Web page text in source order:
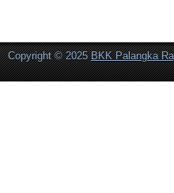
Copyright © 2025BKK Palangka